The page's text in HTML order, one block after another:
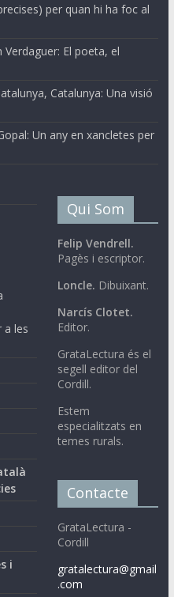
per quan hi ha foc al
Verdaguer: El poeta, el
Catalunya: Una visió
Un any en xancletes per
a les
i
Qui Som
Felip Vendrell.
Pagès i escriptor.
Loncle. Dibuixant.
Narcís Clotet.
Editor.
GrataLectura és el
segell editor del
Cordill.
Estem
especialitzats en
temes rurals.
Contacte
GrataLectura -
Cordill
gratalectura@gmail
.com